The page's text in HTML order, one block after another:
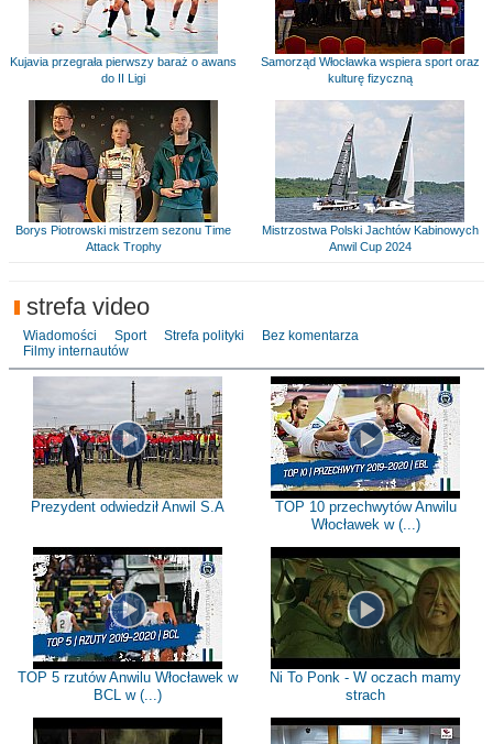
Kujavia przegrała pierwszy baraż o awans
do II Ligi
Samorząd Włocławka wspiera sport oraz
kulturę fizyczną
Borys Piotrowski mistrzem sezonu Time
Attack Trophy
Mistrzostwa Polski Jachtów Kabinowych
Anwil Cup 2024
strefa video
Wiadomości Sport Strefa polityki
Bez komentarza
Filmy internautów
Prezydent odwiedził Anwil S.A
TOP 10 przechwytów Anwilu
Włocławek w (...)
TOP 5 rzutów Anwilu Włocławek w
BCL w (...)
Ni To Ponk - W oczach mamy
strach